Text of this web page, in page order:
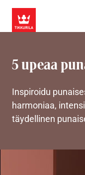
5 upeaa
Inspiroidu
harmoniaa,
täydellinen